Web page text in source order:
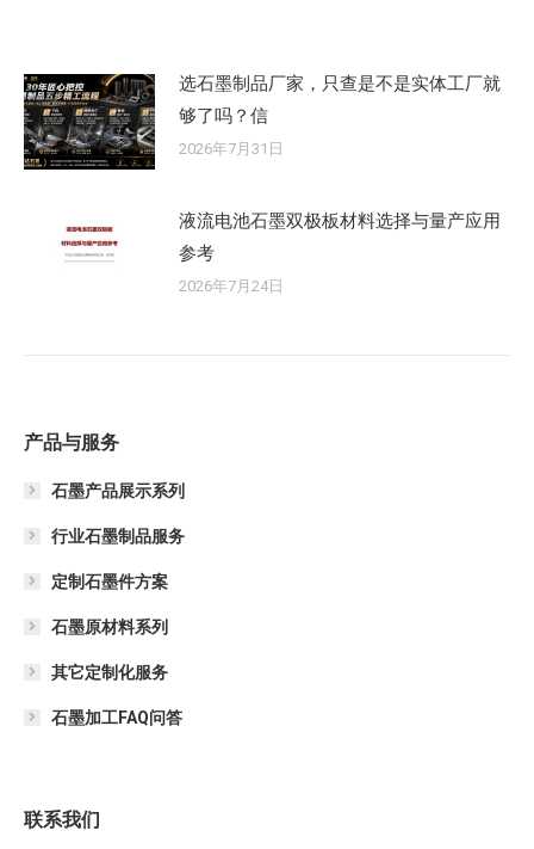
选石墨制品厂家，只查是不是实体工厂就
够了吗？信
2026年7月31日
液流电池石墨双极板材料选择与量产应用
参考
2026年7月24日
产品与服务
石墨产品展示系列
行业石墨制品服务
定制石墨件方案
石墨原材料系列
其它定制化服务
石墨加工FAQ问答
联系我们